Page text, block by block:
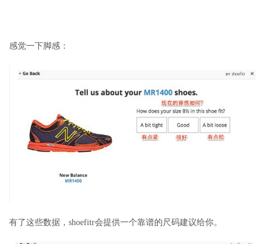
感觉一下脚感：
有了这些数据，shoefitr会提供一个靠谱的尺码建议给你。